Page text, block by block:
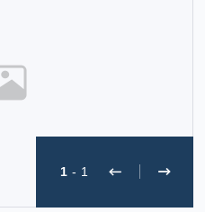
1 - 1